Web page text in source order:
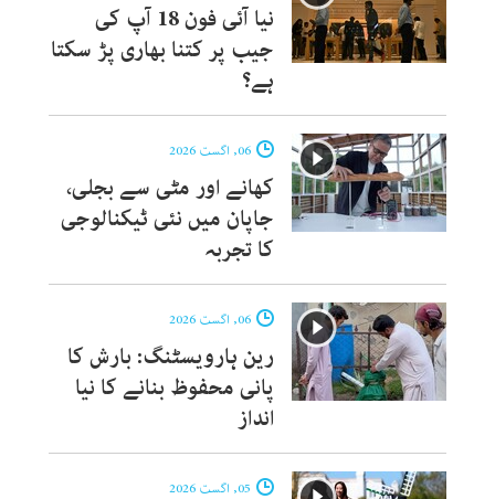
نیا آئی فون 18 آپ کی
جیب پر کتنا بھاری پڑ سکتا
ہے؟
06, اگست 2026
کھانے اور مٹی سے بجلی،
جاپان میں نئی ٹیکنالوجی
کا تجربہ
06, اگست 2026
رین ہارویسٹنگ: بارش کا
پانی محفوظ بنانے کا نیا
انداز
05, اگست 2026